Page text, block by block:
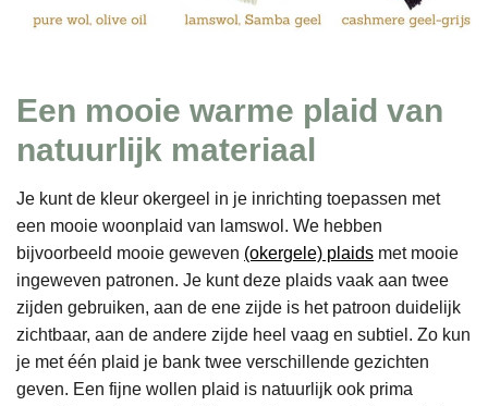
Een mooie warme plaid van
natuurlijk materiaal
Je kunt de kleur okergeel in je inrichting toepassen met
een mooie woonplaid van lamswol. We hebben
bijvoorbeeld mooie geweven (okergele) plaids met mooie
ingeweven patronen. Je kunt deze plaids vaak aan twee
zijden gebruiken, aan de ene zijde is het patroon duidelijk
zichtbaar, aan de andere zijde heel vaag en subtiel. Zo kun
je met één plaid je bank twee verschillende gezichten
geven. Een fijne wollen plaid is natuurlijk ook prima